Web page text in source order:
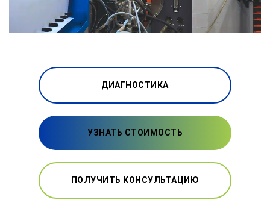
ДИАГНОСТИКА
УЗНАТЬ СТОИМОСТЬ
ПОЛУЧИТЬ КОНСУЛЬТАЦИЮ